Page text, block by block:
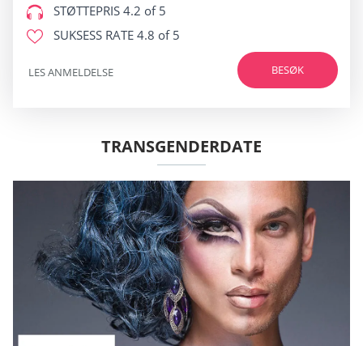
STØTTEPRIS 4.2 of 5
SUKSESS RATE 4.8 of 5
BESØK
LES ANMELDELSE
TRANSGENDERDATE